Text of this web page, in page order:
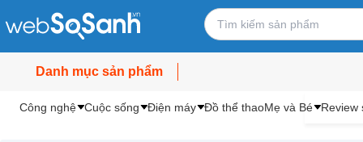
Danh mục sản phẩm
Công nghệ Cuộc sống Điện máy Đồ thể thaoMẹ và Bé Review